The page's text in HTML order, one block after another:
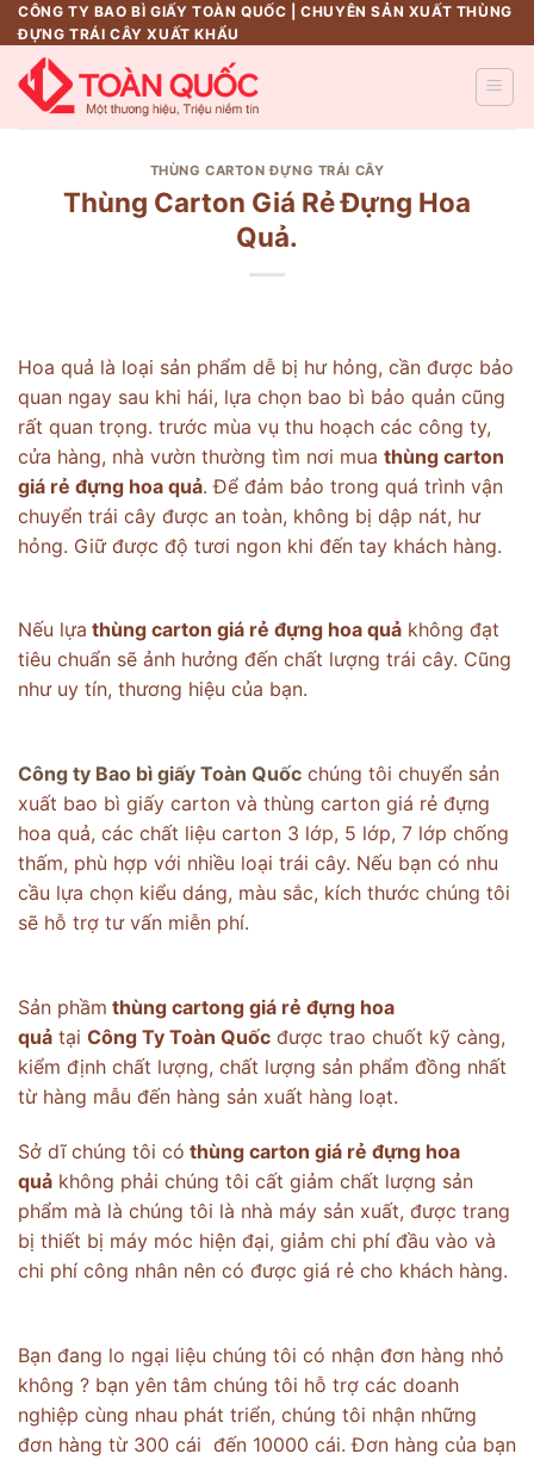
Skip
to
content
CÔNG TY BAO BÌ GIẤY TOÀN QUỐC | CHUYÊN SẢN XUẤT THÙNG
ĐỰNG TRÁI CÂY XUẤT KHẨU
THÙNG CARTON ĐỰNG TRÁI CÂY
Thùng Carton Giá Rẻ Đựng Hoa
Quả.
Hoa quả là loại sản phẩm dễ bị hư hỏng, cần được bảo
quan ngay sau khi hái, lựa chọn bao bì bảo quản cũng
rất quan trọng. trước mùa vụ thu hoạch các công ty,
cửa hàng, nhà vườn thường tìm nơi mua thùng carton
giá rẻ đựng hoa quả. Để đảm bảo trong quá trình vận
chuyển trái cây được an toàn, không bị dập nát, hư
hỏng. Giữ được độ tươi ngon khi đến tay khách hàng.
Nếu lựa thùng carton giá rẻ đựng hoa quả không đạt
tiêu chuẩn sẽ ảnh hưởng đến chất lượng trái cây. Cũng
như uy tín, thương hiệu của bạn.
Công ty Bao bì giấy Toàn Quốc chúng tôi chuyển sản
xuất bao bì giấy carton và thùng carton giá rẻ đựng
hoa quả, các chất liệu carton 3 lớp, 5 lớp, 7 lớp chống
thấm, phù hợp với nhiều loại trái cây. Nếu bạn có nhu
cầu lựa chọn kiểu dáng, màu sắc, kích thước chúng tôi
sẽ hỗ trợ tư vấn miễn phí.
Sản phầm thùng cartong giá rẻ đựng hoa
quả tại Công Ty Toàn Quốc được trao chuốt kỹ càng,
kiểm định chất lượng, chất lượng sản phẩm đồng nhất
từ hàng mẫu đến hàng sản xuất hàng loạt.
Sở dĩ chúng tôi có thùng carton giá rẻ đựng hoa
quả không phải chúng tôi cất giảm chất lượng sản
phẩm mà là chúng tôi là nhà máy sản xuất, được trang
bị thiết bị máy móc hiện đại, giảm chi phí đầu vào và
chi phí công nhân nên có được giá rẻ cho khách hàng.
Bạn đang lo ngại liệu chúng tôi có nhận đơn hàng nhỏ
không ? bạn yên tâm chúng tôi hỗ trợ các doanh
nghiệp cùng nhau phát triển, chúng tôi nhận những
đơn hàng từ 300 cái đến 10000 cái. Đơn hàng của bạn